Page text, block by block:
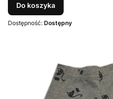
Do koszyka
Dostępność: Dostępny